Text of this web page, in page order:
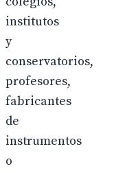
institutos
y
conservatorios,
profesores,
fabricantes
de
instrumentos
o